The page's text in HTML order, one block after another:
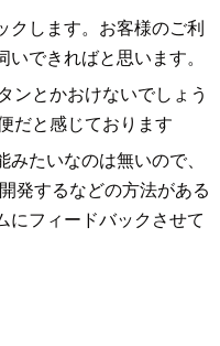
クします。お客様のご利
できればと思います。
ンとかおけないでしょう
だと感じております
たいなのは無いので、
発するなどの方法がある
にフィードバックさせて